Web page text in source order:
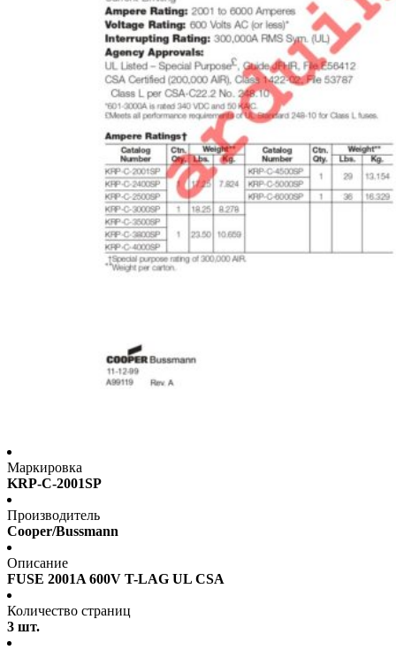
Маркировка
KRP-C-2001SP
Производитель
Cooper/Bussmann
Описание
FUSE 2001A 600V T-LAG UL CSA
Количество страниц
3 шт.